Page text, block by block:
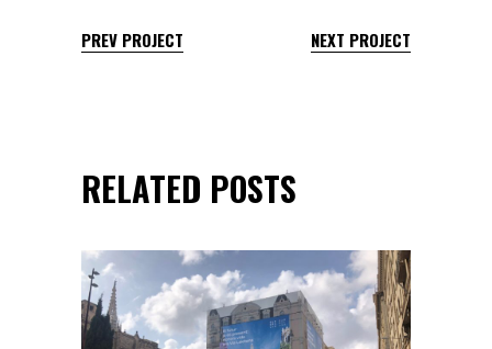
PREV PROJECT NEXT PROJECT
RELATED POSTS